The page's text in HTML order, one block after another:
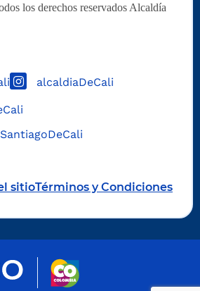
los derechos reservados Alcaldía
alcaldiaDeCali
sitioTérminos y Condiciones